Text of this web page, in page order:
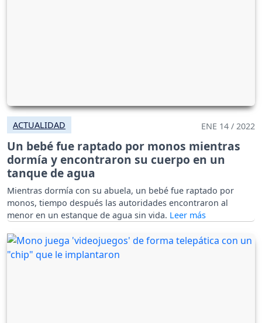
ACTUALIDAD ENE 14 / 2022
Un bebé fue raptado por monos mientras
dormía y encontraron su cuerpo en un
tanque de agua
Mientras dormía con su abuela, un bebé fue raptado por
monos, tiempo después las autoridades encontraron al
menor en un estanque de agua sin vida.